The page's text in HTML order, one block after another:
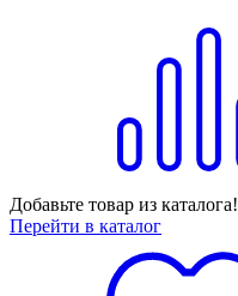
Добавьте товар из каталога!
Перейти в каталог